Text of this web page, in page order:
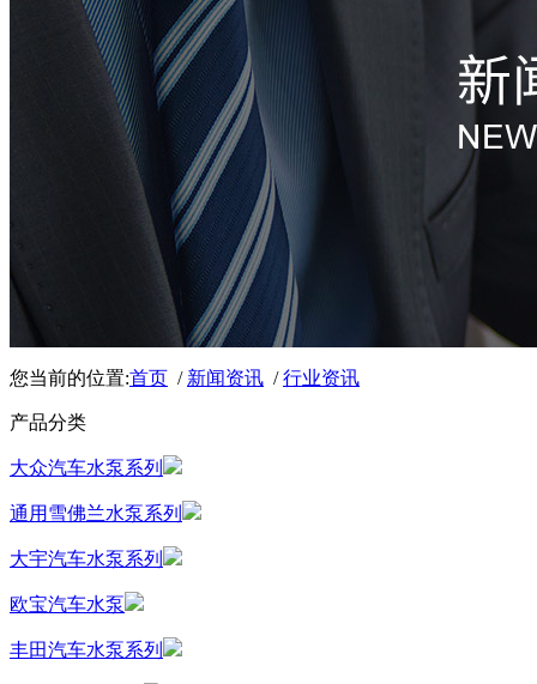
您当前的位置:首页 / 新闻资讯 /行业资讯
产品分类
大众汽车水泵系列
通用雪佛兰水泵系列
大宇汽车水泵系列
欧宝汽车水泵
丰田汽车水泵系列